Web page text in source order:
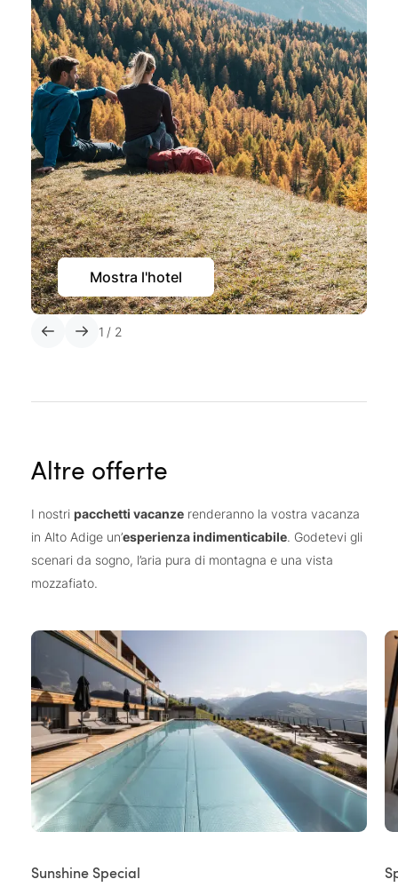
Mostra l'hotel
1 / 2
Altre offerte
I nostri pacchetti vacanze renderanno la vostra vacanza
in Alto Adige un’esperienza indimenticabile. Godetevi gli
scenari da sogno, l’aria pura di montagna e una vista
mozzafiato.
Sunshine Special